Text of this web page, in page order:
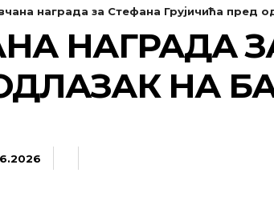
награда за Стефана Грујичића пред
НАГРАДА
НА